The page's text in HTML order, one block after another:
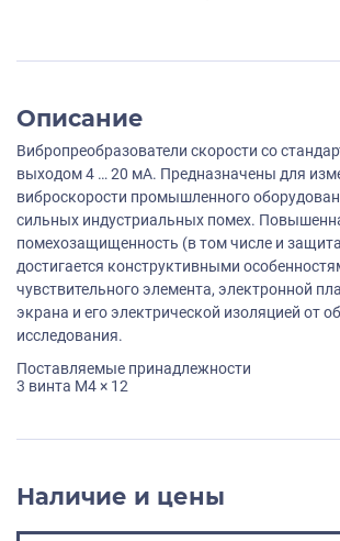
Описание
Вибропреобразователи скорости со
выходом 4 … 20 мА. Предназначены для
виброскорости промышленного
сильных индустриальных помех.
помехозащищенность (в том числе и
достигается конструктивными
чувствительного элемента, электронной
экрана и его электрической изоляцией от
исследования.
Поставляемые принадлежности
3 винта M4 × 12
Наличие и цены